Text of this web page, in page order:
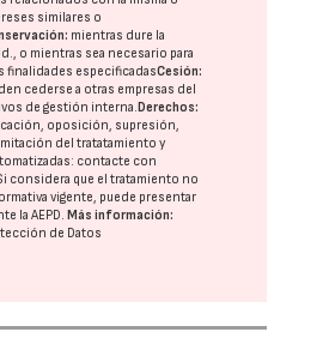
similares o
mientras dure la
o mientras sea necesario para
finalidades especificadasCesión:
cederse a otras empresas del
de gestión interna. Derechos:
oposición, supresión,
del tratatamiento y
contacte con
considera que el tratamiento no
vigente, puede presentar
laAEPD. Más información:
de Datos